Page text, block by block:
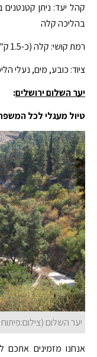
קהל יעד: ניתן
בהליכה קלה
רמת קושי: קלה (כ-1.5 ק"מ)
ציוד: כובע, מים, נעלי
יער השלום ירושלים:
טיול מעגלי לכל
יער השלום
אנחנו מזמינים אתכם